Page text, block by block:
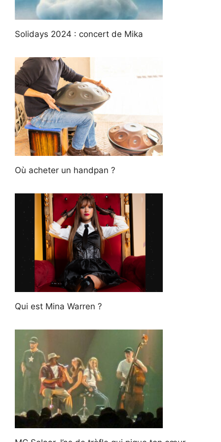
Solidays 2024 : concert de Mika
Où acheter un handpan ?
Qui est Mina Warren ?